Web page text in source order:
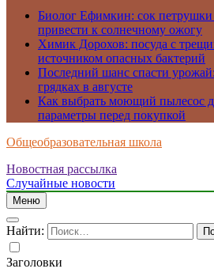
Биолог Ефимкин: сок петрушки
привести к солнечному ожогу
Химик Дорохов: посуда с
источником опасных бактерий
Последний шанс спасти
грядках в августе
Как выбрать моющий пылесос
параметры перед покупкой
Общеобразовательная школа
Новостная рассылка
Случайные новости
Меню
Найти:
Заголовки